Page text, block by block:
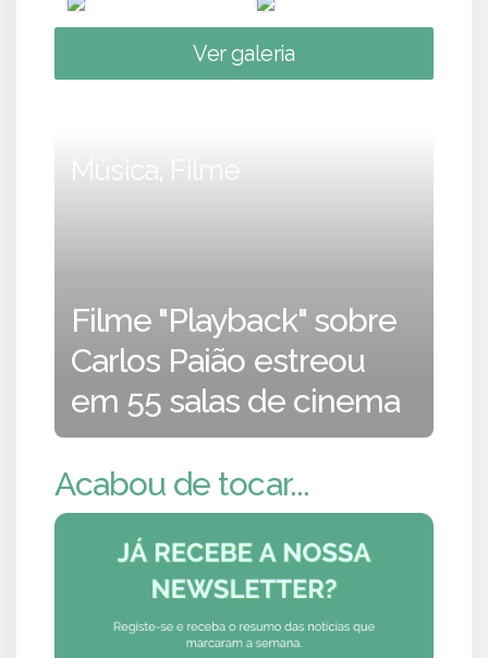
Ver galeria
Música, Filme
Filme "Playback" sobre
Carlos Paião estreou
em 55 salas de cinema
Acabou de tocar...